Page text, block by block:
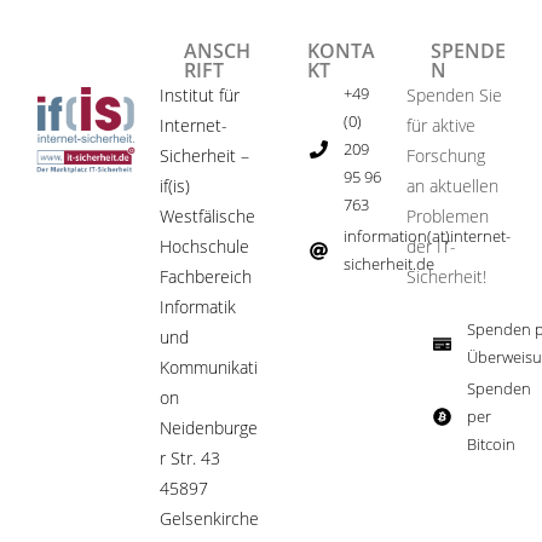
ANSCH
RIFT
Institut für
Internet-
Sicherheit –
if(is)
Westfälische
Hochschule
Fachbereich
Informatik
und
Kommunikati
on
Neidenburge
r Str. 43
45897
Gelsenkirche
KONTA
KT
+49
(0)
209
95 96
763
information(at)internet-
sicherheit.de ​
SPENDE
N
Spenden Sie
für aktive
Forschung
an aktuellen
Problemen
der IT-
Sicherheit!​
Spenden
Spenden
per
Bitcoin​